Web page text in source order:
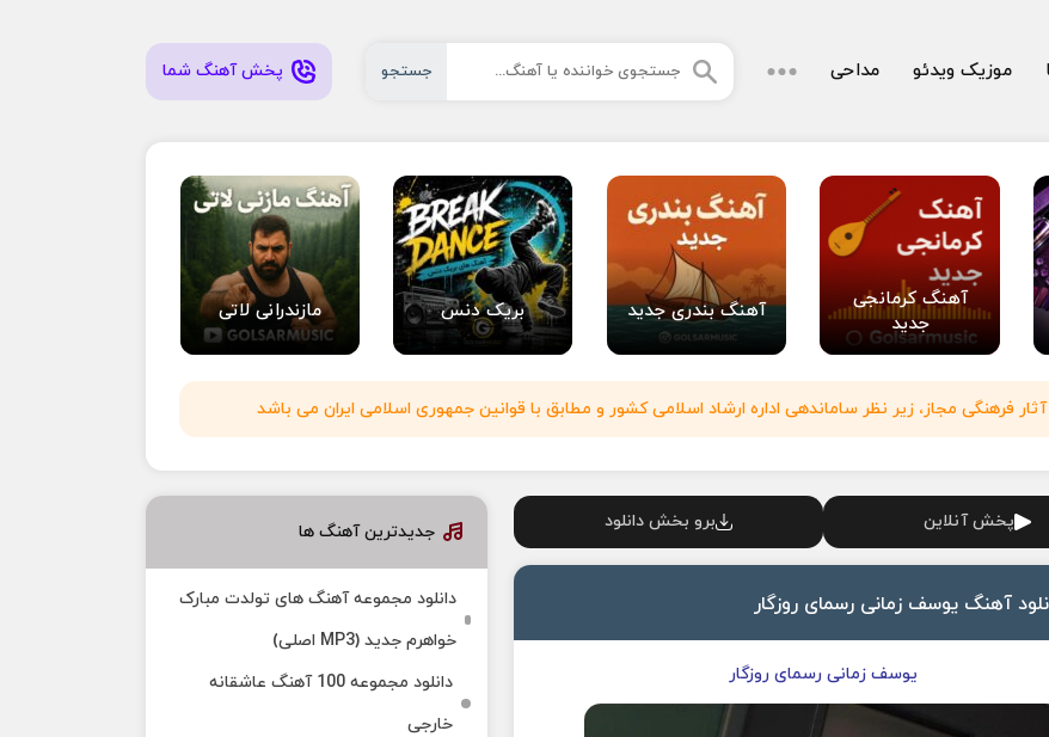
موزیک ویدئو مداحی جستجو پخش آهنگ شما
آهنگ کرمانجی
جدید
آهنگ بندری جدید بریک دنس مازندرانی لاتی
فرهنگی مجاز، زیر نظر ساماندهی اداره ارشاد اسلامی کشور و مطابق با قوانین جمهوری اسلامی ایران می باشد
پخش آنلاین برو بخش دانلود
آهنگ یوسف زمانی رسمای روزگار
یوسف زمانی رسمای روزگار
جدیدترین آهنگ ها
دانلود مجموعه آهنگ های تولدت مبارک
خواهرم جدید (MP3 اصلی)
دانلود مجموعه 100 آهنگ عاشقانه
خارجی